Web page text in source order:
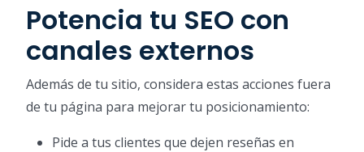
Potencia tu SEO con
canales externos
Además de tu sitio, considera estas acciones fuera
de tu página para mejorar tu posicionamiento:
Pide a tus clientes que dejen reseñas en